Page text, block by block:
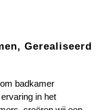
Gerealiseerd
badkamer
in het